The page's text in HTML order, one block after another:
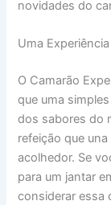
novidades do
Uma
O Camarão
que uma
dos sabores do
refeição que
acolhedor. Se
para um jantar
considerar essa